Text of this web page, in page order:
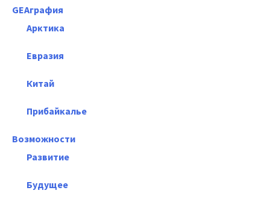
GEAграфия
Арктика
Евразия
Китай
Прибайкалье
Возможности
Развитие
Будущее